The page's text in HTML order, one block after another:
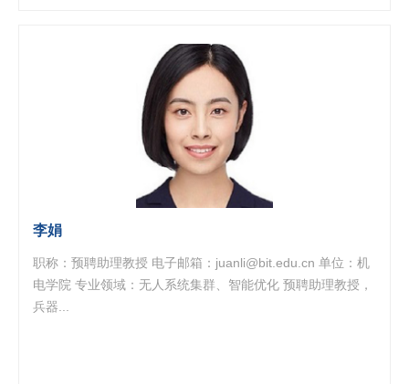
李娟
职称：预聘助理教授 电子邮箱：juanli@bit.edu.cn 单位：机
电学院 专业领域：无人系统集群、智能优化 预聘助理教授，
兵器...